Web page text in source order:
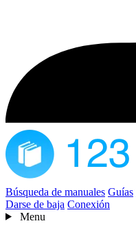
Búsqueda de manuales Guías
Darse de baja Conexión
Menu